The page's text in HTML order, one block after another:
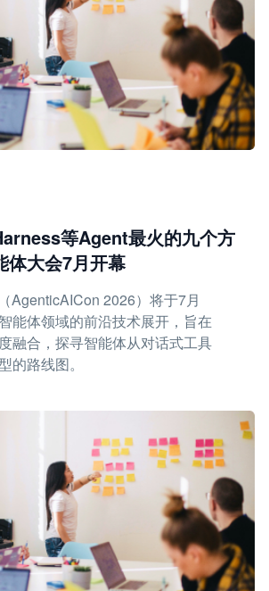
等Agent最火的九个方
体大会7月开幕
AgenticAICon 2026）将于7月
能体领域的前沿技术展开，旨在
融合，探寻智能体从对话式工具
的路线图。